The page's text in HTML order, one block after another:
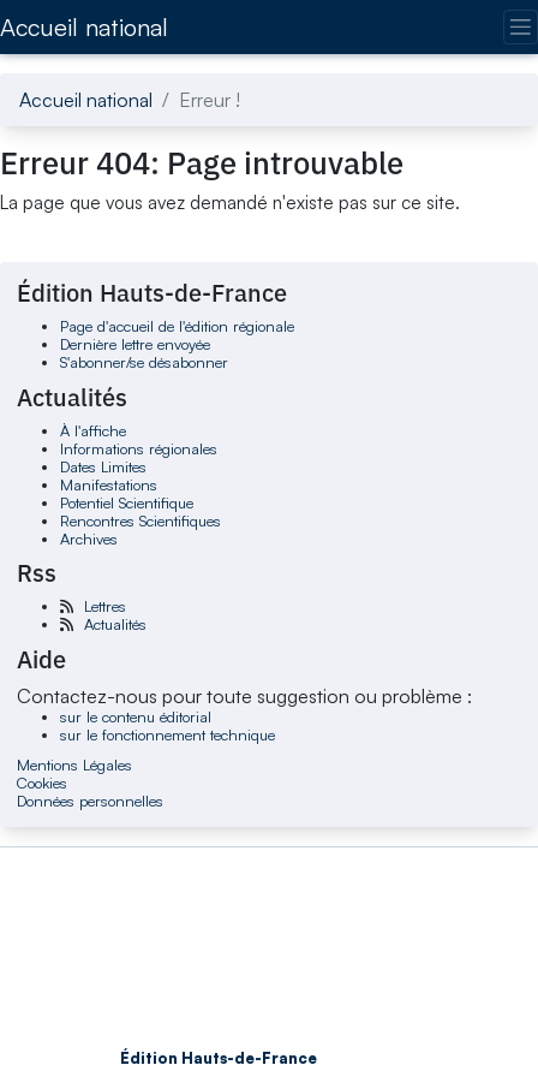
Accueil national
Accueil national Erreur !
Erreur 404: Page introuvable
La page que vous avez demandé n'existe pas sur ce site.
Édition Hauts-de-France
Page d'accueil de l'édition régionale
Dernière lettre envoyée
S'abonner/se désabonner
Actualités
À l'affiche
Informations régionales
Dates Limites
Manifestations
Potentiel Scientifique
Rencontres Scientifiques
Archives
Rss
Lettres
Actualités
Aide
Contactez-nous pour toute suggestion ou problème :
sur le contenu éditorial
sur le fonctionnement technique
Mentions Légales
Cookies
Données personnelles
Édition Hauts-de-France